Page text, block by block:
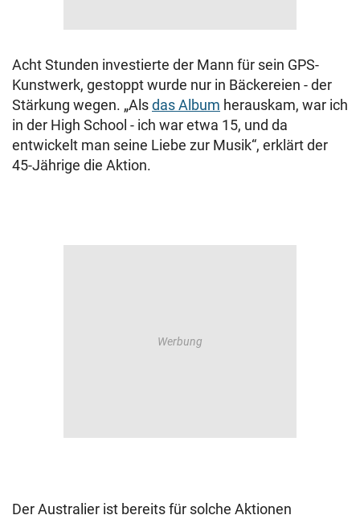
Acht Stunden investierte der Mann für sein GPS-
Kunstwerk, gestoppt wurde nur in Bäckereien - der
Stärkung wegen. „Alsdas Album herauskam, war ich
in der High School - ich war etwa 15, und da
entwickelt man seine Liebe zur Musik“, erklärt der
45-Jährige die Aktion.
Der Australier ist bereits für solche Aktionen